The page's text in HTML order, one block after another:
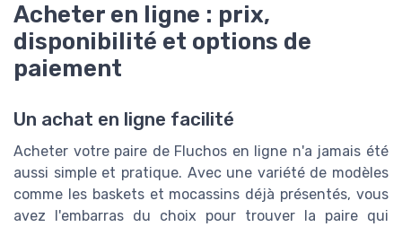
Acheter en ligne : prix,
disponibilité et options de
paiement
Un achat en ligne facilité
Acheter votre paire de Fluchos en ligne n'a jamais été
aussi simple et pratique. Avec une variété de modèles
comme les baskets et mocassins déjà présentés, vous
avez l'embarras du choix pour trouver la paire qui